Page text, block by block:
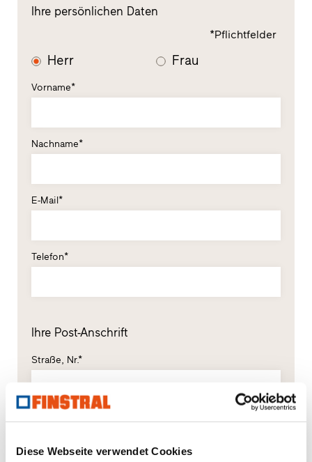
Diese Webseite verwendet Cookies
Ihre persönlichen Daten
*Pflichtfelder
Herr Frau
Vorname*
Nachname*
E-Mail*
Telefon*
Ihre Post-Anschrift
Straße, Nr.*